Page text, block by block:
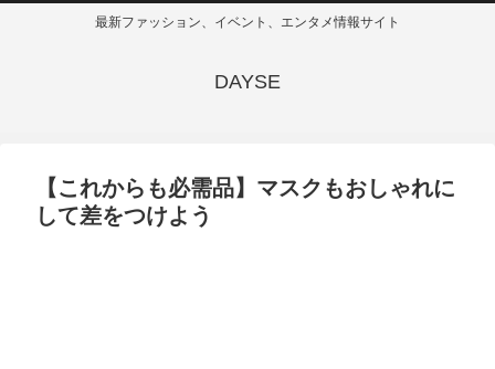
最新ファッション、イベント、エンタメ情報サイト
DAYSE
【これからも必需品】マスクもおしゃれに
して差をつけよう